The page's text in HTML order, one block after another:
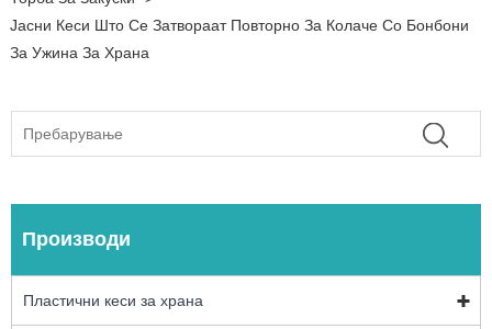
Јасни Кеси Што Се Затвораат Повторно За Колаче Со Бонбони
За Ужина За Храна
Производи
Пластични кеси за храна